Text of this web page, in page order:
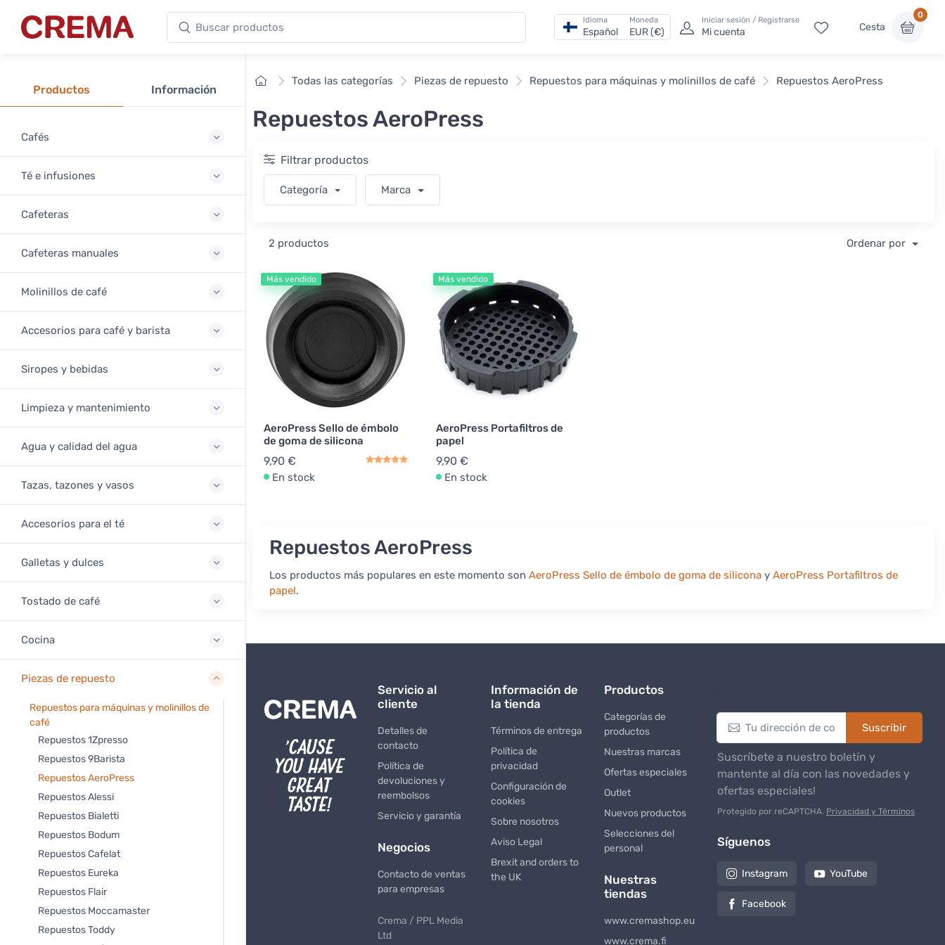
Crema Buscar productos Idioma
Español
Moneda
EUR (€)
Iniciar sesión / Registrarse
Mi cuenta Cesta
0
Productos Información
Cafés
Té e infusiones
Cafeteras
Cafeteras manuales
Molinillos de café
Accesorios para café y barista
Siropes y bebidas
Limpieza y mantenimiento
Agua y calidad del agua
Tazas, tazones y vasos
Accesorios para el té
Galletas y dulces
Tostado de café
Cocina
Piezas de repuesto
Repuestos para máquinas y molinillos de
café
Repuestos 1Zpresso
Repuestos 9Barista
Repuestos AeroPress
Repuestos Alessi
Repuestos Bialetti
Repuestos Bodum
Repuestos Cafelat
Repuestos Eureka
Repuestos Flair
Repuestos Moccamaster
Repuestos Toddy
InicioTodas las categorías Piezas de repuesto Repuestos para máquinas y molinillos de café Repuestos AeroPress
Repuestos AeroPress
Filtrar productos
Categoría Marca
2 productos Ordenar por
Más vendido
AeroPress Sello de émbolo
de goma de silicona
9,90 €
En stock
Más vendido
AeroPress Portafiltros de
papel
9,90 €
En stock
Repuestos AeroPress
Los productos más populares en este momento son AeroPress Sello de émbolo de goma de silicona y AeroPress Portafiltros de
papel.
Servicio al
cliente
Detalles de
contacto
Política de
devoluciones y
reembolsos
Servicio y garantía
Negocios
Contacto de ventas
para empresas
Crema / PPL Media
Ltd
Información de
la tienda
Términos de entrega
Política de
privacidad
Configuración de
cookies
Sobre nosotros
Aviso Legal
Brexit and orders to
the UK
Productos
Categorías de
productos
Nuestras marcas
Ofertas especiales
Outlet
Nuevos productos
Selecciones del
personal
Nuestras
tiendas
www.cremashop.eu
www.crema.fi
Suscribir
Suscríbete a nuestro boletín y
mantente al día con las novedades y
ofertas especiales!
Protegido por reCAPTCHA. Privacidad y Términos
Síguenos
Instagram YouTube
Facebook